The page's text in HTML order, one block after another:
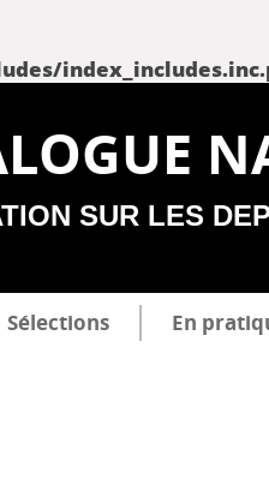
SUR LES
Sélections En